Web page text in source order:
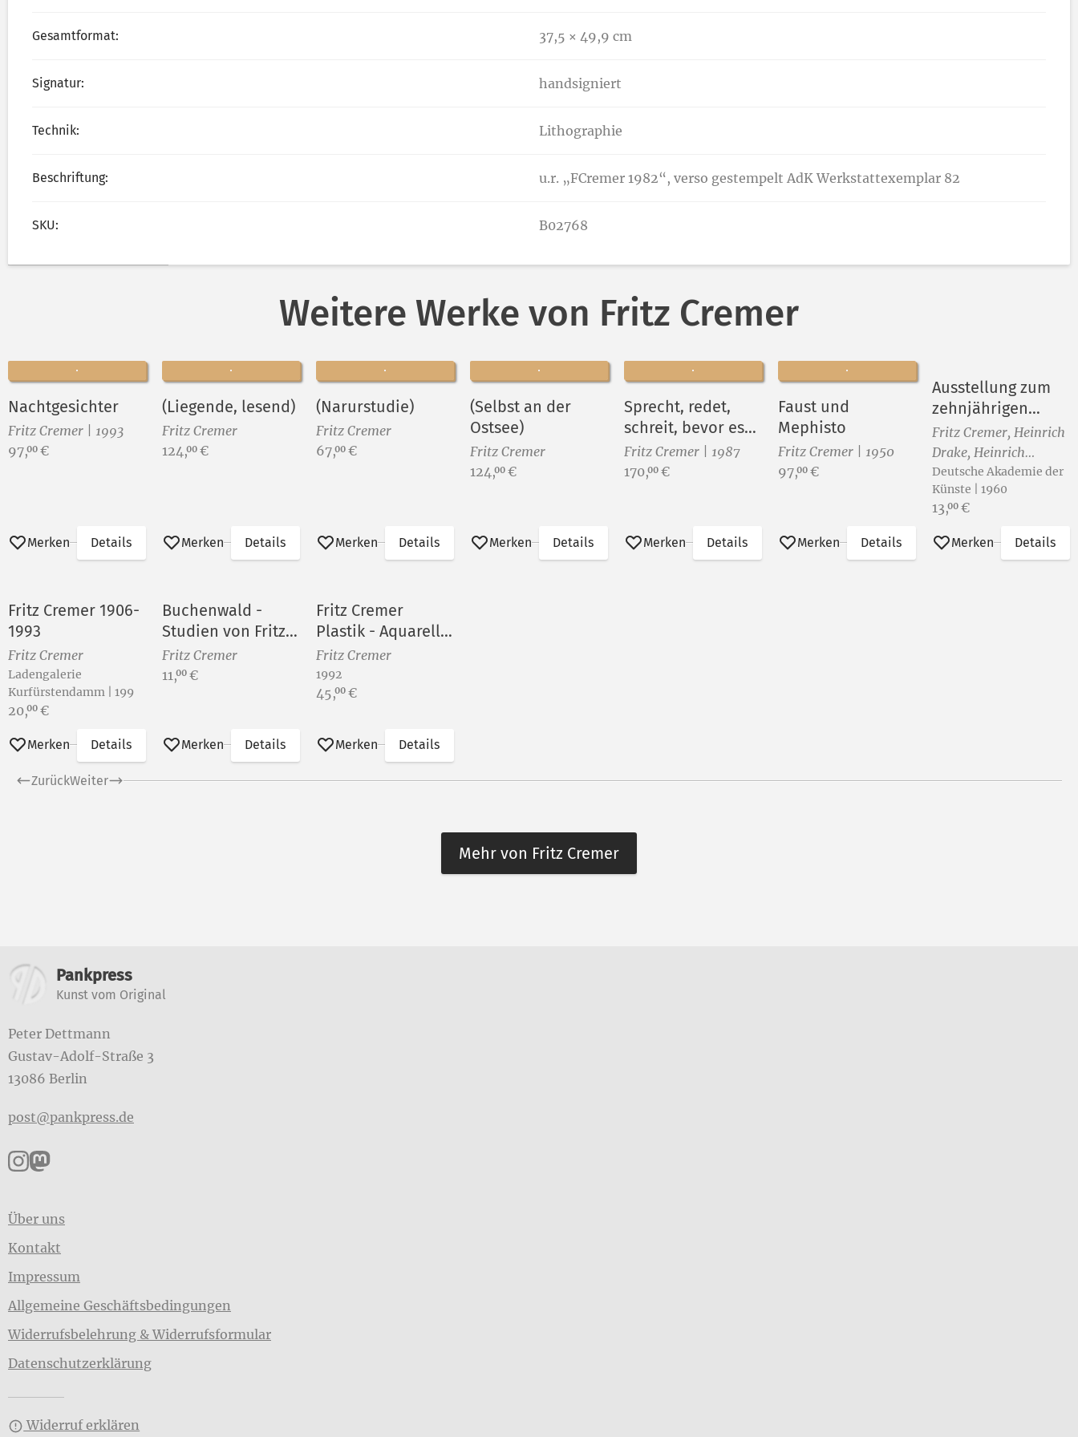
Gesamtformat: 37,5 × 49,9 cm
Signatur: handsigniert
Technik: Lithographie
Beschriftung: u.r. „FCremer 1982“, verso gestempelt AdK Werkstattexemplar 82
SKU: B02768
Weitere Werke von Fritz Cremer
Nachtgesichter
Fritz Cremer | 1993
Preis:
97,00 €
Merken Details
(Liegende, lesend)
Fritz Cremer
Preis:
124,00 €
Merken Details
(Narurstudie)
Fritz Cremer
Preis:
67,00 €
Merken Details
(Selbst an der
Ostsee)
Fritz Cremer
Preis:
124,00 €
Merken Details
Sprecht, redet,
schreit, bevor es
zu spät ist!
Fritz Cremer | 1987
Preis:
170,00 €
Merken Details
Faust und
Mephisto
Fritz Cremer | 1950
Preis:
97,00 €
Merken Details
Ausstellung zum
zehnjährigen
Bestehen der
Deutschen
Akademie der
Künste zu Berlin
Fritz Cremer, Heinrich
Drake, Heinrich
Ehmsen, John
Heartfield, Josef
Hegenbarth, Otto
Nagel und Hans Theo
Richter
Deutsche Akademie der
Künste | 1960
Preis:
13,00 €
Merken Details
Fritz Cremer 1906-
1993
Fritz Cremer
Ladengalerie
Kurfürstendamm | 199
Preis:
20,00 €
Merken Details
Buchenwald -
Studien von Fritz
Cremer
Fritz Cremer
Preis:
11,00 €
Merken Details
Fritz Cremer
Plastik - Aquarelle
- Druckgraphik
Fritz Cremer
1992
Preis:
45,00 €
Merken Details
ZurückWeiter
Mehr von Fritz Cremer
Weitere Informationen
Pankpress
Kunst vom Original
Peter Dettmann
Gustav-Adolf-Straße 3
13086 Berlin
post@pankpress.de
Pankpress auf Instagram
Pankpress auf Mastodon
Über uns
Kontakt
Impressum
Allgemeine Geschäftsbedingungen
Widerrufsbelehrung & Widerrufsformular
Datenschutzerklärung
Widerruf erklären